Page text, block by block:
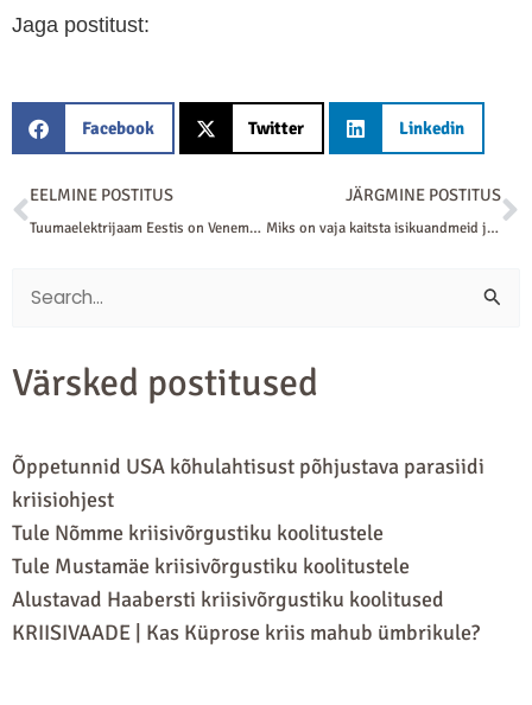
Jaga postitust:
Facebook Twitter Linkedin
Prev
EELMINE POSTITUS
Tuumaelektrijaam Eestis on Venemaa sihtmärk
JÄRGMINE POSTITUS
Miks on vaja kaitsta isikuandmeid ja järgida GDPRi?
Search
Värsked postitused
Õppetunnid USA kõhulahtisust põhjustava parasiidi
kriisiohjest
Tule Nõmme kriisivõrgustiku koolitustele
Tule Mustamäe kriisivõrgustiku koolitustele
Alustavad Haabersti kriisivõrgustiku koolitused
KRIISIVAADE | Kas Küprose kriis mahub ümbrikule?